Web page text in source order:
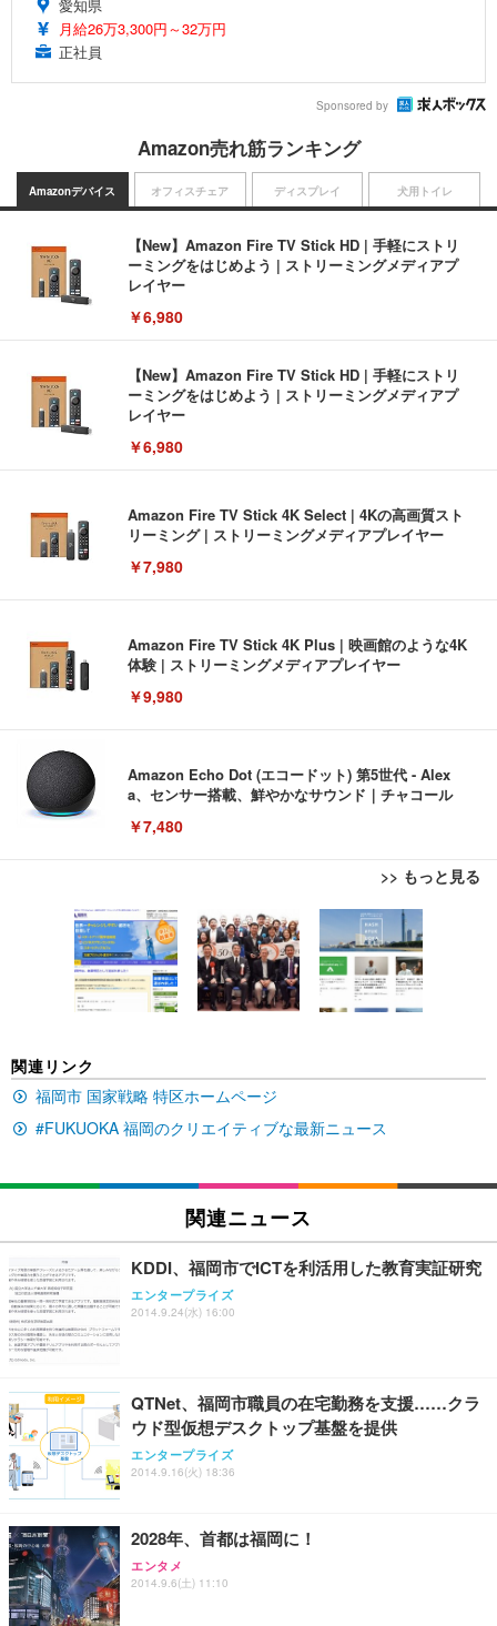
愛知県
月給26万3,300円～32万円
正社員
Sponsored by
Amazon売れ筋ランキング
Amazonデバイス
【New】Amazon Fire TV Stick HD | 手軽にストリ
ーミングをはじめよう | ストリーミングメディアプ
レイヤー
￥6,980
【New】Amazon Fire TV Stick HD | 手軽にストリ
ーミングをはじめよう | ストリーミングメディアプ
レイヤー
￥6,980
Amazon Fire TV Stick 4K Select | 4Kの高画質スト
リーミング | ストリーミングメディアプレイヤー
￥7,980
Amazon Fire TV Stick 4K Plus | 映画館のような4K
体験 | ストリーミングメディアプレイヤー
￥9,980
Amazon Echo Dot (エコードット) 第5世代 - Alex
a、センサー搭載、鮮やかなサウンド｜チャコール
￥7,480
>> もっと見る
オフィスチェア
[EdoErgo] オフィスチェア 椅子 テレワーク 疲れな
い 跳ね上げ式アームレスト コンパクト 約105度ロッ
キング pc 事務椅子 360度回転 座面昇降 強化ナイロ
ン樹脂ベース 通気性メッシュ 在宅ワーク H-WY01
(黒網+黒枠+黒足)
￥5,699
ュチェア 人間工学 疲れない ブラック
￥27,999
Sezlife オフィスチェア デスクチェア 疲れない テレ
能 人間工学 椅子 腰サポート 90度跳ね上げ式アーム
レスト 3Dヘッドレスト ハンガー付き 高反発クッシ
ョン PCチェア 通気性メッシュ ゲーミング/勉強/事
務用 おしゃれ パソコンチェア (ブラック)
Sezlife オフィスチェア デスクチェア 疲れない テレ
ョン PCチェア 通気性メッシュ ゲーミング/勉強/事
務用 おしゃれ パソコンチェア (ホワイト)
ANDWINT オフィスチェア デスクチェア 肘なし メ
ッシュ 通気性 ランバーサポート付き 腰サポート ガ
ス圧無段階昇降 360度回転 キャスター付き コンパク
ディスプレイ
EIZO ビジネス向けプレミアムモニター | FlexScan
EV3240X-WT | 31.5型4K UHD・USB Type-C・ホワ
イト
￥105,595
イト
￥109,572
【純正品】27"ゲーミングモニター DualSense 充電
フック付き（CFI-ZDM1J）
￥49,979
【整備済み品】Dell E2724HS 27インチ 液晶モニタ
【MiniLED/24.5inch/280Hz/FHD】GRAPHT THE S
HOOTER Gaming Monitor 24” Essential ゲーミン
グモニター QD 24.5インチ 1ms FHD 量子ドット 残
犬用トイレ
Amazonベーシック ペットシーツ 薄型 レギュラー 1
回使い捨て 無香料 ホワイト 300枚
￥3,373
x2袋(84枚) ホワイト(吸収面:ライトブルー)
￥3,234
ネオ・ルーライフ ネオ・オムツ L 中型犬用 26枚入
￥1,800
Smart Basic(スマートベーシック) 【Amazon.co.jp
アイリスオーヤマ ペットシーツ 超厚型 お徳用 レギ
ュラー 200枚入【Amazon.co.jp限定】
関連リンク
福岡市 国家戦略 特区ホームページ
#FUKUOKA 福岡のクリエイティブな最新ニュース
関連ニュース
KDDI、福岡市でICTを利活用した教育実証研究
エンタープライズ
2014.9.24(水) 16:00
QTNet、福岡市職員の在宅勤務を支援……クラ
ウド型仮想デスクトップ基盤を提供
エンタープライズ
2014.9.16(火) 18:36
2028年、首都は福岡に！
エンタメ
2014.9.6(土) 11:10